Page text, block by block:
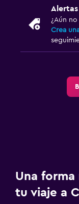
¿Aún
Crea
Una
tu viaje a